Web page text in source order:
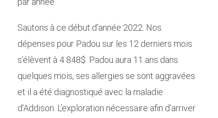
Sautons à ce début d’année 2022. Nos
dépenses pour Padou sur les 12 derniers mois
s’élèvent à 4 848$. Padou aura 11 ans dans
quelques mois, ses allergies se sont aggravées
et il a été diagnostiqué avec la maladie
d’Addison. L’exploration nécessaire afin d’arriver